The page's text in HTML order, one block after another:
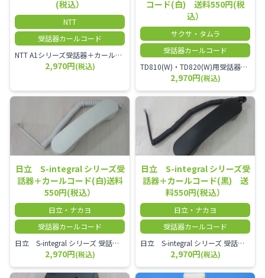
(税込）
NTT
受話器カールコード
NTT A1シリーズ受話器＋カールコード セット／本商品は中古品となります。 写真では分かりにくいキズ・汚れなどの使用感があります。 経年変化で日焼けの色味が強くなる場合がございます。 予めご理解・ご了承頂きますようお願いいたします。
2,970円(税込)
コード(白) 送料550円(税
込）
サクサ・タムラ
受話器カールコード
TD810(W)・TD820(W)用受話器＋カールコード セット／本商品は中古品となります。 写真では分かりにくいキズ・汚れなどの使用感があります。 予めご理解・ご了承頂きますようお願いいたします。
2,970円(税込)
日立 S-integral シリーズ受
話器＋カールコード(白)送料
550円(税込）
日立・ナカヨ
受話器カールコード
日立 S-integral シリーズ 受話器＋カールコード セット（白）／本商品は中古品となります。 写真では分かりにくいキズ・汚れなどの使用感があります。 経年変化で日焼けの色味が強くなる場合がございます。 予めご理解・ご了承頂きますようお願いいたします。
2,970円(税込)
日立 S-integral シリーズ受
話器＋カールコード(黒) 送
料550円(税込）
日立・ナカヨ
受話器カールコード
日立 S-integral シリーズ 受話器＋カールコード セット（黒）／本商品は中古品となります。 写真では分かりにくいキズ・汚れなどの使用感があります。 経年変化で日焼けの色味が強くなる場合がございます。 予めご理解・ご了承頂きますようお願いいたします。
2,970円(税込)